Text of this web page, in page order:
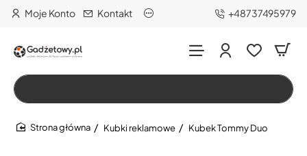
Moje Konto Kontakt +48737495979
Szukaj…
Kubki reklamowe Kubek Tommy Duo